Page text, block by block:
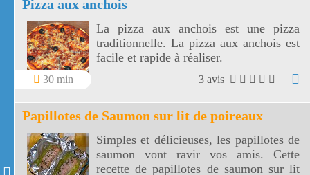
Pizza aux anchois
30 min
La pizza aux anchois est une pizza
traditionnelle. La pizza aux anchois est
facile et rapide à réaliser.
3 avis
Papillotes de Saumon sur lit de poireaux
Simples et délicieuses, les papillotes de
saumon vont ravir vos amis. Cette
recette de papillotes de saumon sur lit